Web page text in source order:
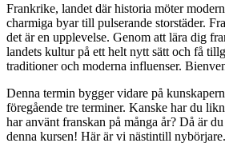
Frankrike, landet där historia möter
charmiga byar till pulserande storstäder.
det är en upplevelse. Genom att lära dig
landets kultur på ett helt nytt sätt och få
traditioner och moderna influenser.
Denna termin bygger vidare på
föregående tre terminer. Kanske har du
har använt franskan på många år? Då är
denna kursen! Här är vi nästintill nybörjare.